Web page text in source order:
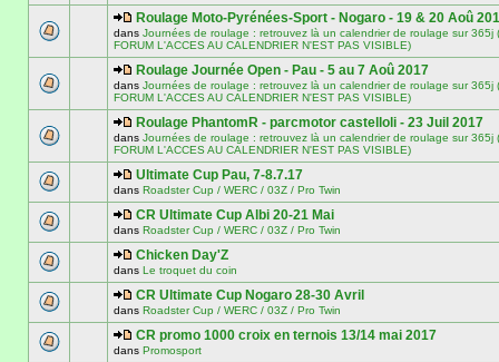
Roulage Moto-Pyrénées-Sport - Nogaro - 19 & 20 Aoû
dans Journées de roulage : retrouvez là un calendrier de roulage sur 365j
FORUM L'ACCES AU CALENDRIER N'EST PAS VISIBLE)
Roulage Journée Open - Pau - 5 au 7 Aoû 2017
dans Journées de roulage : retrouvez là un calendrier de roulage sur 365j
FORUM L'ACCES AU CALENDRIER N'EST PAS VISIBLE)
Roulage PhantomR - parcmotor castelloli - 23 Juil 2017
dans Journées de roulage : retrouvez là un calendrier de roulage sur 365j
FORUM L'ACCES AU CALENDRIER N'EST PAS VISIBLE)
Ultimate Cup Pau, 7-8.7.17
dans Roadster Cup / WERC / 03Z / Pro Twin
CR Ultimate Cup Albi 20-21 Mai
dans Roadster Cup / WERC / 03Z / Pro Twin
Chicken Day'Z
dans Le troquet du coin
CR Ultimate Cup Nogaro 28-30 Avril
dans Roadster Cup / WERC / 03Z / Pro Twin
CR promo 1000 croix en ternois 13/14 mai 2017
dans Promosport